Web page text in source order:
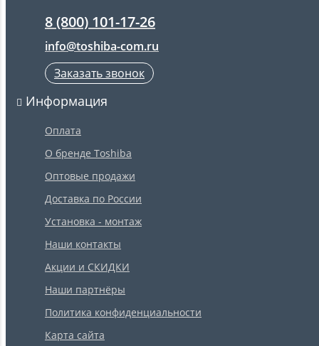
8 (800) 101-17-26
info@toshiba-com.ru
Заказать звонок
Информация
Оплата
О бренде Toshiba
Оптовые продажи
Доставка по России
Установка - монтаж
Наши контакты
Акции и СКИДКИ
Наши партнёры
Политика конфиденциальности
Карта сайта